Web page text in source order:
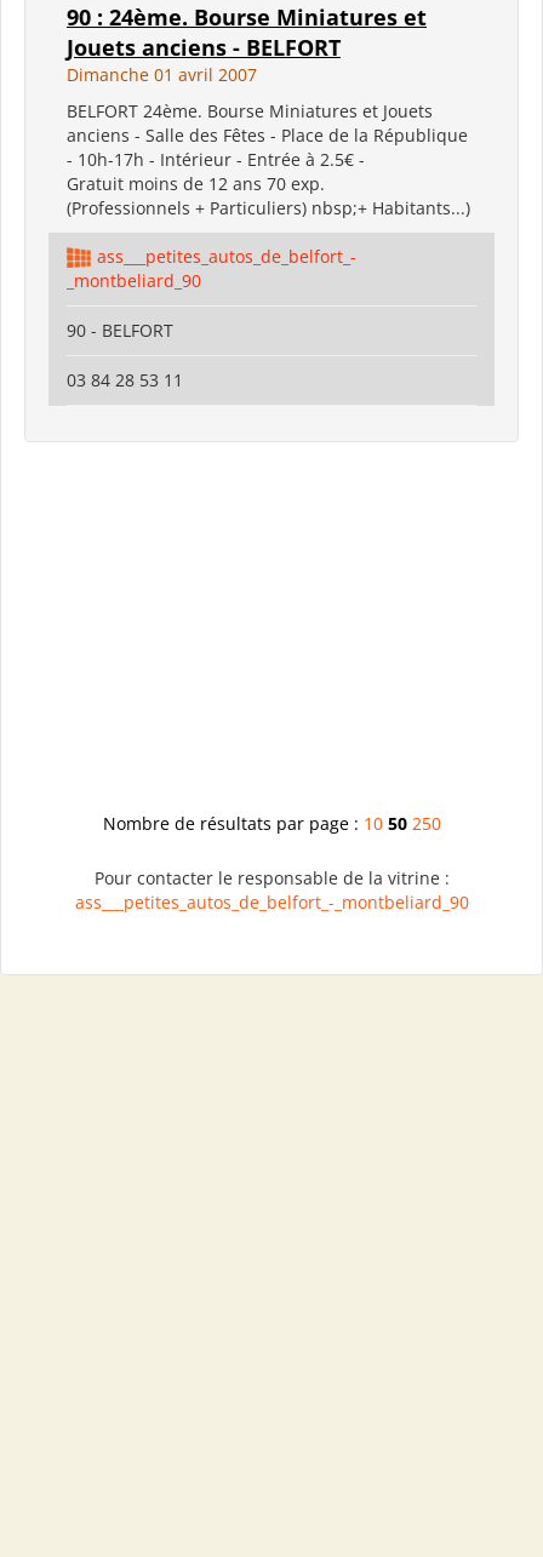
90 : 24ème. Bourse Miniatures et
Jouets anciens - BELFORT
Dimanche 01 avril 2007
BELFORT 24ème. Bourse Miniatures et Jouets
anciens - Salle des Fêtes - Place de la République
- 10h-17h - Intérieur - Entrée à 2.5€ -
Gratuit moins de 12 ans 70 exp.
(Professionnels + Particuliers) nbsp;+ Habitants...)
ass___petites_autos_de_belfort_-
_montbeliard_90
90 - BELFORT
03 84 28 53 11
Nombre de résultats par page : 10 50 250
Pour contacter le responsable de la vitrine :
ass___petites_autos_de_belfort_-_montbeliard_90